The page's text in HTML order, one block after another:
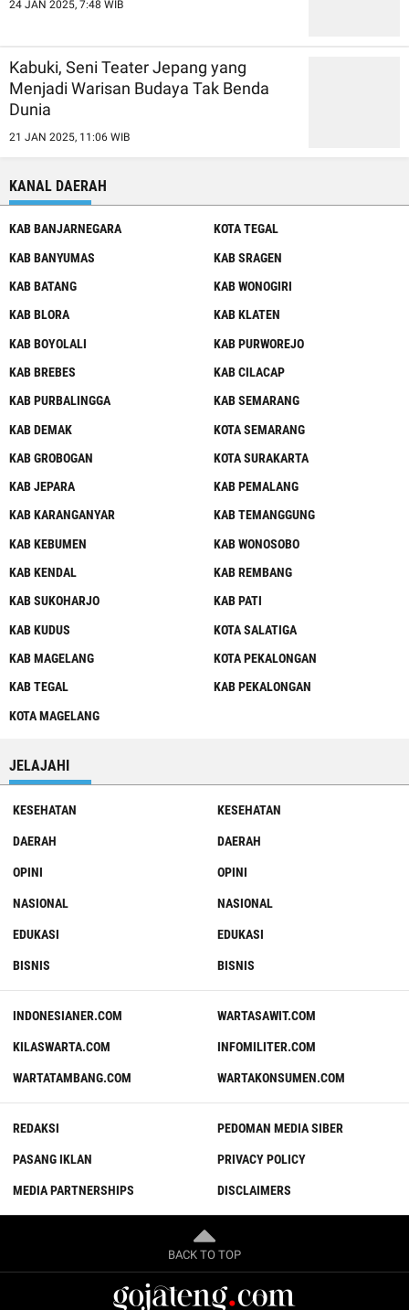
24 JAN 2025, 7:48 WIB
Kabuki, Seni Teater Jepang yang
Menjadi Warisan Budaya Tak Benda
Dunia
21 JAN 2025, 11:06 WIB
KANAL DAERAH
KAB BANJARNEGARA
KAB BANYUMAS
KAB BATANG
KAB BLORA
KAB BOYOLALI
KAB BREBES
KAB PURBALINGGA
KAB DEMAK
KAB GROBOGAN
KAB JEPARA
KAB KARANGANYAR
KAB KEBUMEN
KAB KENDAL
KAB SUKOHARJO
KAB KUDUS
KAB MAGELANG
KAB TEGAL
KOTA MAGELANG
KOTA TEGAL
KAB SRAGEN
KAB WONOGIRI
KAB KLATEN
KAB PURWOREJO
KAB CILACAP
KAB SEMARANG
KOTA SEMARANG
KOTA SURAKARTA
KAB PEMALANG
KAB TEMANGGUNG
KAB WONOSOBO
KAB REMBANG
KAB PATI
KOTA SALATIGA
KOTA PEKALONGAN
KAB PEKALONGAN
JELAJAHI
KESEHATAN
DAERAH
OPINI
NASIONAL
EDUKASI
BISNIS
KESEHATAN
DAERAH
OPINI
NASIONAL
EDUKASI
BISNIS
INDONESIANER.COM
KILASWARTA.COM
WARTATAMBANG.COM
WARTASAWIT.COM
INFOMILITER.COM
WARTAKONSUMEN.COM
REDAKSI
PASANG IKLAN
MEDIA PARTNERSHIPS
PEDOMAN MEDIA SIBER
PRIVACY POLICY
DISCLAIMERS
BACK TO TOP